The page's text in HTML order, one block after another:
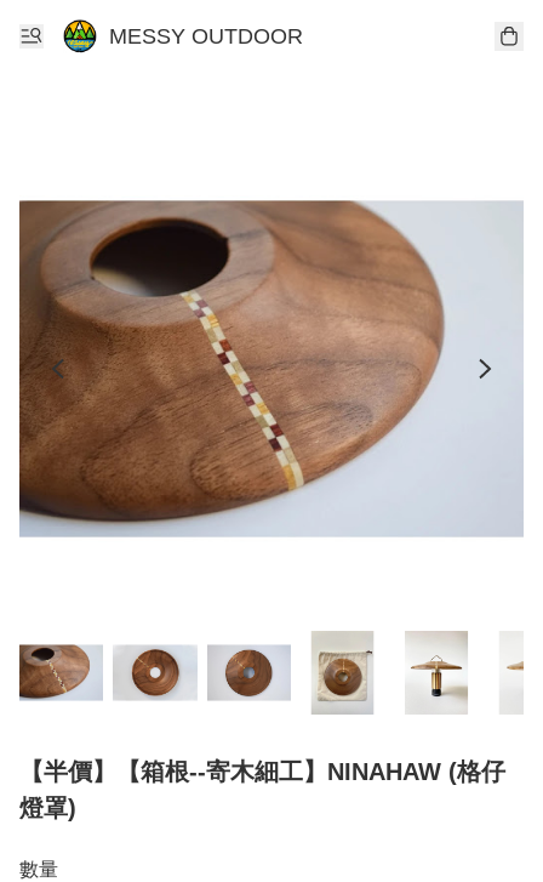
MESSY OUTDOOR
【半價】【箱根--寄木細工】NINAHAW (格仔
燈罩)
數量